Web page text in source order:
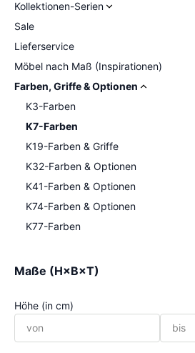
Kollektionen-Serien
Sale
Lieferservice
Möbel nach Maß (Inspirationen)
Farben, Griffe & Optionen
K3-Farben
K7-Farben
K19-Farben & Griffe
K32-Farben & Optionen
K41-Farben & Optionen
K74-Farben & Optionen
K77-Farben
Maße (H×B×T)
Höhe (in cm)